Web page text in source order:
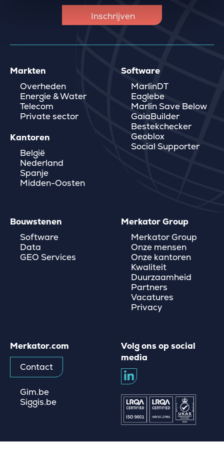
Volg ons op social
media
Markten
Overheden
Energie & Water
Telecom
Private sector
Kantoren
België
Nederland
Spanje
Midden-Oosten
Software
MarlinDT
Eaglebe
Marlin Save Below
GaiaBuilder
Bestekchecker
Geoblox
Social Supporter
Bouwstenen
Software
Data
GEO Services
Merkator Group
Merkator Group
Onze mensen
Onze kantoren
Kwaliteit
Duurzaamheid
Partners
Vacatures
Privacy
Merkator.com
Contact
Gim.be
Siggis.be